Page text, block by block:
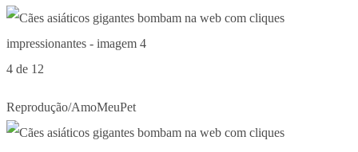
4 de 12
Reprodução/AmoMeuPet